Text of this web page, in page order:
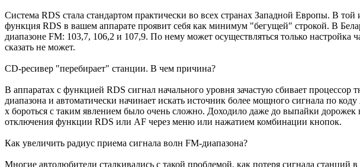
Система RDS стала стандартом практически во всех странах Западной Европы. В
функция RDS в вашем аппарате проявит себя как минимум "бегущей" строкой. В
диапазоне FM: 103,7, 106,2 и 107,9. По нему может осуществляться только
сказать не может.
CD-ресивер "перебирает" станции. В чем причина?
В аппаратах с функцией RDS сигнал начального уровня зачастую сбивает
диапазона и автоматически начинает искать источник более мощного сигнала по
х бороться с таким явлением было очень сложно. Доходило даже до выпайки
отключения функции RDS или AF через меню или нажатием комбинации кнопок.
Как увеличить радиус приема сигнала волн FM-диапазона?
Многие автолюбители сталкивались с такой проблемой, как потеря сигнала